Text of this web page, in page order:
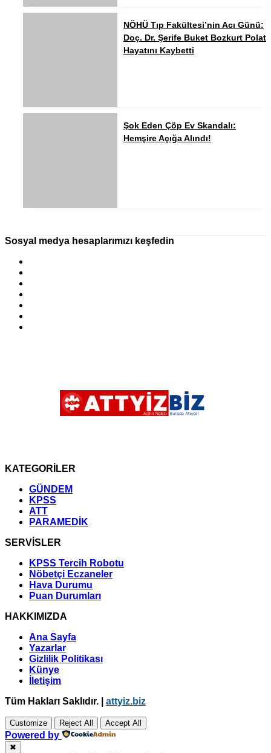
NÖHÜ Tıp Fakültesi’nin Acı Günü:
Doç. Dr. Şerife Buket Bozkurt Polat
Hayatını Kaybetti
Şok Eden Çöp Ev Skandalı:
Hemşire Açığa Alındı!
Sosyal medya hesaplarımızı keşfedin
KATEGORİLER
GÜNDEM
KPSS
ATT
PARAMEDİK
SERVİSLER
KPSS Tercih Robotu
Nöbetçi Eczaneler
Hava Durumu
Puan Durumları
HAKKIMIZDA
Ana Sayfa
Yazarlar
Gizlilik Politikası
Künye
İletişim
Tüm Hakları Saklıdır. | attyiz.biz
Customize Reject All Accept All
Powered by
✖